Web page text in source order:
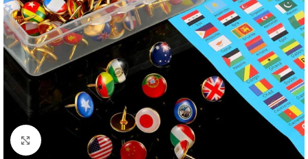
Klicka för att förstora